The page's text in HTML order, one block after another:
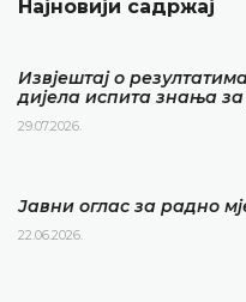
Најновији садржај
Извјештај о
дијела испита знања
29.07.2026.
Јавни оглас за радно
22.06.2026.